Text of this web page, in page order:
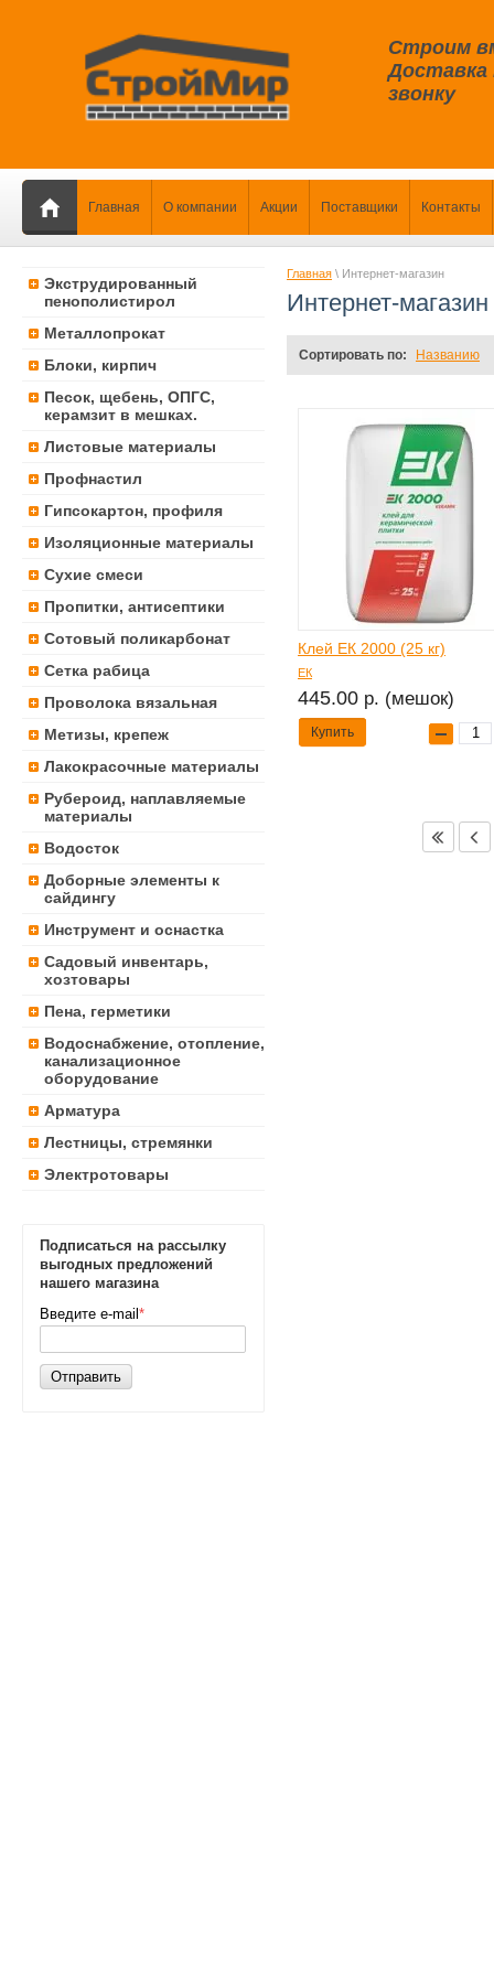
Строим
Доставка
звонку
Главная О компании Акции Поставщики Контакты
Экструдированный
пенополистирол
Металлопрокат
Блоки, кирпич
Песок, щебень, ОПГС,
керамзит в мешках.
Листовые материалы
Профнастил
Гипсокартон, профиля
Изоляционные материалы
Сухие смеси
Пропитки, антисептики
Сотовый поликарбонат
Сетка рабица
Проволока вязальная
Метизы, крепеж
Лакокрасочные материалы
Рубероид, наплавляемые
материалы
Водосток
Доборные элементы к
сайдингу
Инструмент и оснастка
Садовый инвентарь,
хозтовары
Пена, герметики
Водоснабжение, отопление,
канализационное
оборудование
Арматура
Лестницы, стремянки
Электротовары
Подписаться на рассылку
выгодных предложений
нашего магазина
Введите e-mail *
Отправить
Главная \ Интернет-магазин
Интернет-магазин
Сортировать по: Названию
Клей ЕК 2000 (25 кг)
ЕК
445.00 р. (мешок)
Купить